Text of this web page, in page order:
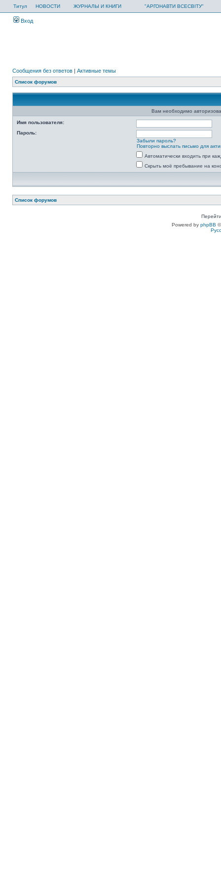
Титул НОВОСТИ ЖУРНАЛЫ И КНИГИ "АРГОНАВТИ ВСЕСВІТУ"
Вход
Сообщения без ответов | Активные темы
Список форумов
Вам необходимо
Имя пользователя:
Пароль:
Забыли пароль?
Повторно выслать письмо для
Автоматически входить при
Скрыть моё пребывание на
Список форумов
Powered by phpBB